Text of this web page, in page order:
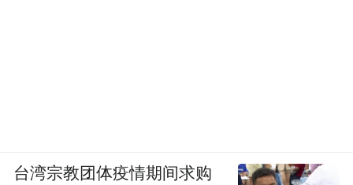
台湾宗教团体疫情期间求购